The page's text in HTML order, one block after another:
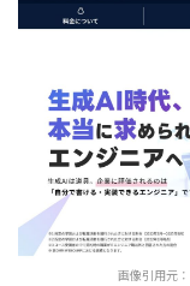
画像引用元：